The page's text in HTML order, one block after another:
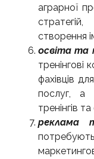
аграрної
створення
освіта та
тренінгові
фахівців
послуг, а
тренінгів
реклама